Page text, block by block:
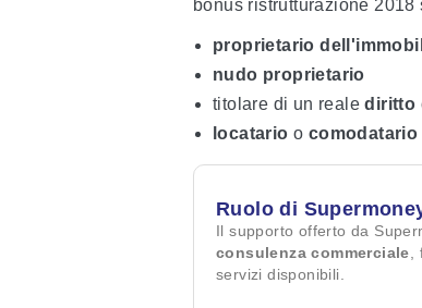
bonus ristrutturazione 2018
proprietario
nudo proprietario
titolare di un realediritto
locatario o comodatario
Ruolo di
Il supporto offerto da
consulenza commerciale,
servizi disponibili.